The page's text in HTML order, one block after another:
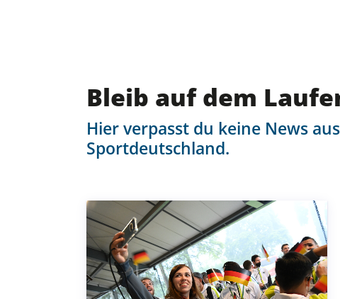
Bleib auf dem
Hier verpasst du keine News
Sportdeutschland.
0221 650 867 20
office@dg-sv.de